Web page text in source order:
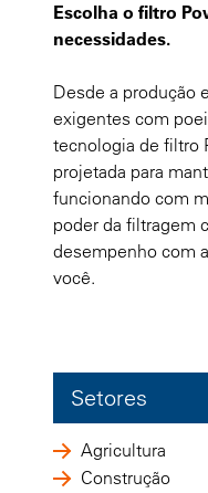
Escolha o filtro
necessidades.
Desde a produção
exigentes com
tecnologia de filtro
projetada para
funcionando com
poder da filtragem
desempenho com
você.
Setores
Agricultura
Construção